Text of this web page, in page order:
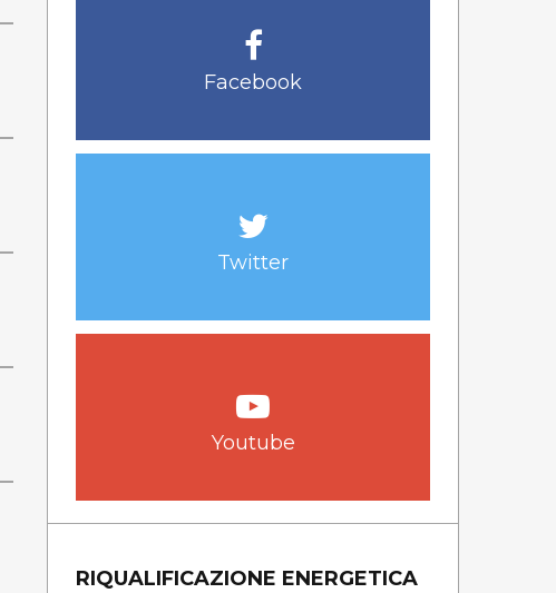
Facebook
Twitter
Youtube
RIQUALIFICAZIONE ENERGETICA